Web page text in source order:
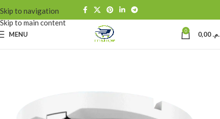
Skip to navigation
Skip to main content
MENU 0